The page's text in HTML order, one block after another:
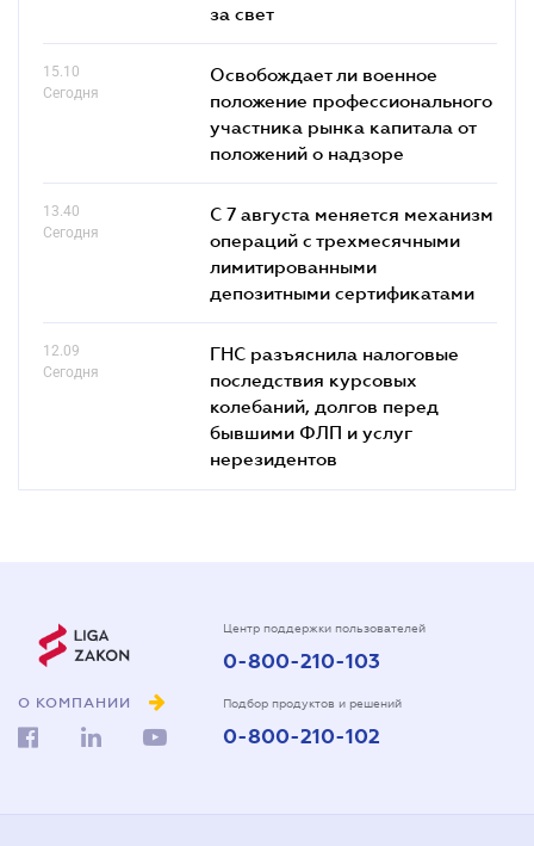
за свет
15.10
Сегодня
Освобождает ли военное
положение профессионального
участника рынка капитала от
положений о надзоре
13.40
Сегодня
С 7 августа меняется механизм
операций с трехмесячными
лимитированными
депозитными сертификатами
12.09
Сегодня
ГНС разъяснила налоговые
последствия курсовых
колебаний, долгов перед
бывшими ФЛП и услуг
нерезидентов
О КОМПАНИИ
Центр поддержки пользователей
0-800-210-103
Подбор продуктов и решений
0-800-210-102